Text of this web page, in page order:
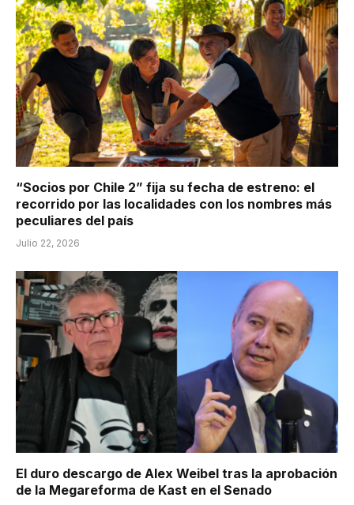
“Socios por Chile 2” fija su fecha de estreno: el
recorrido por las localidades con los nombres más
peculiares del país
Julio 22, 2026
El duro descargo de Alex Weibel tras la aprobación
de la Megareforma de Kast en el Senado